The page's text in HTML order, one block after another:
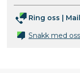
Ring oss |
Snakk med oss